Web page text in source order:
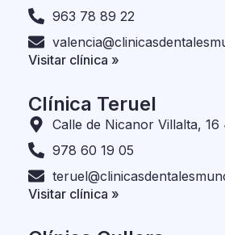
963 78 89 22
Visitar clínica »
Clínica Teruel
Calle de Nicanor Villalta,
978 60 19 05
Visitar clínica »